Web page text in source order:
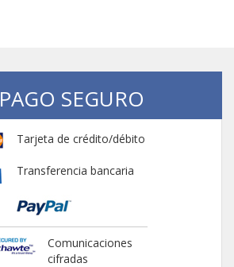
PAGO SEGURO
Tarjeta de crédito/débito
Transferencia bancaria
Comunicaciones
cifradas